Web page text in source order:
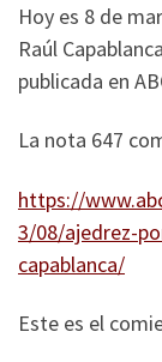
Hoy es 8 de
Raúl
publicada en
La nota 647
https://
3/08/ajedrez-
capablanca/
Este es el